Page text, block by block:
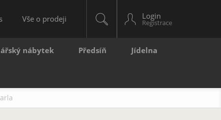
Login
Vše o prodeji
nábytek Předsíň Jídelna